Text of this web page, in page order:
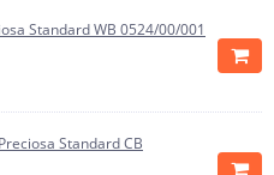
Standard WB 0524/00/001
Standard CB